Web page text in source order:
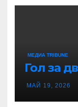
МЕДИА TRIBUNE
Гол за
МАЙ 19, 2026